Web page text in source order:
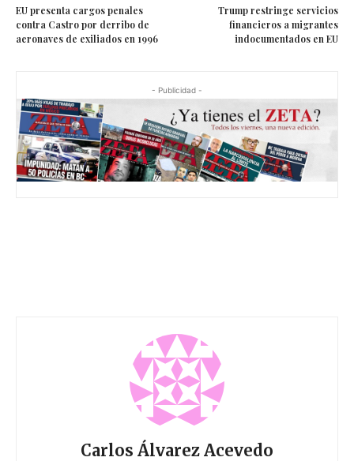
EU presenta cargos penales
contra Castro por derribo de
aeronaves de exiliados en 1996
Trump restringe servicios
financieros a migrantes
indocumentados en EU
- Publicidad -
Carlos Álvarez Acevedo